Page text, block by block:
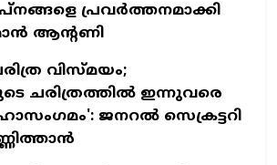
പ്രവർത്തനമാക്കി
ആന്റണി
വിസ്മയം;
ചരിത്രത്തിൽ ഇന്നുവരെ
ജനറൽ സെക്രട്ടറി